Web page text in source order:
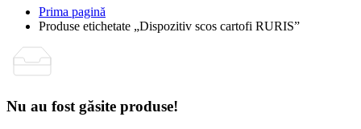
Prima pagină
Produse etichetate „Dispozitiv scos cartofi RURIS”
Nu au fost găsite produse!